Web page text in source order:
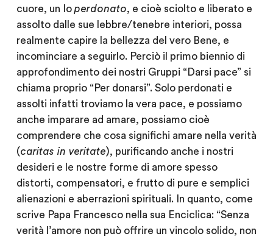
cuore, un Ioperdonato, e cioè sciolto e liberato e
assolto dalle sue lebbre/tenebre interiori, possa
realmente capire la bellezza del vero Bene, e
incominciare a seguirlo. Perciò il primo biennio di
approfondimento dei nostri Gruppi “Darsi pace” si
chiama proprio “Per donarsi”. Solo perdonati e
assolti infatti troviamo la vera pace, e possiamo
anche imparare ad amare, possiamo cioè
comprendere che cosa significhi amare nella verità
(caritas in veritate), purificando anche i nostri
desideri e le nostre forme di amore spesso
distorti, compensatori, e frutto di pure e semplici
alienazioni e aberrazioni spirituali. In quanto, come
scrive Papa Francesco nella sua Enciclica: “Senza
verità l’amore non può offrire un vincolo solido, non